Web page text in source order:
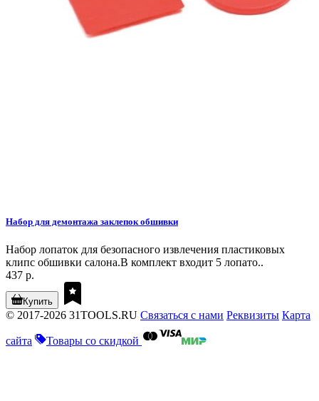
Набор для демонтажа заклепок обшивки
Набор лопаток для безопасного извлечения пластиковых
клипс обшивки салона.В комплект входит 5 лопато..
437 р.
Купить
© 2017-2026 31TOOLS.RU Связаться с нами Реквизиты Карта
сайта Товары со скидкой